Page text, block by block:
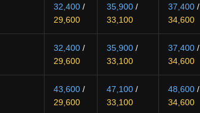
32,400 /
29,600
35,900 /
33,100
37,400 /
34,600
32,400 /
29,600
35,900 /
33,100
37,400 /
34,600
43,600 /
29,600
47,100 /
33,100
48,600 /
34,600